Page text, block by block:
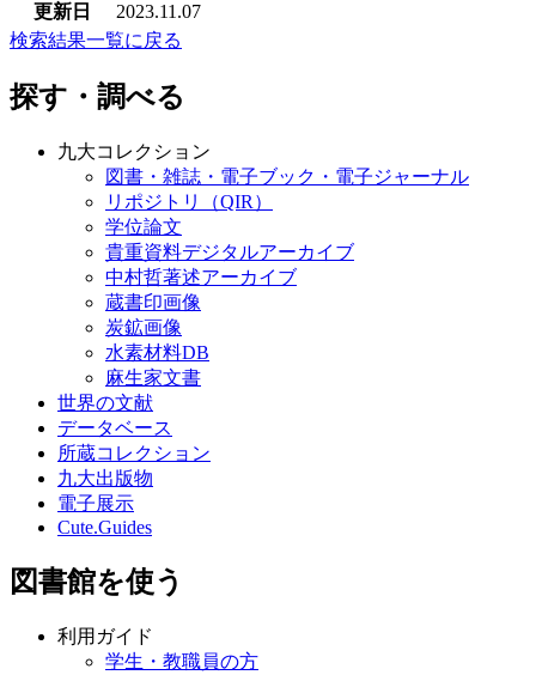
更新日
2023.11.07
検索結果一覧に戻る
探す・調べる
九大コレクション
図書・雑誌・電子ブック・電子ジャーナル
リポジトリ（QIR）
学位論文
貴重資料デジタルアーカイブ
中村哲著述アーカイブ
蔵書印画像
炭鉱画像
水素材料DB
麻生家文書
世界の文献
データベース
所蔵コレクション
九大出版物
電子展示
Cute.Guides
図書館を使う
利用ガイド
学生・教職員の方